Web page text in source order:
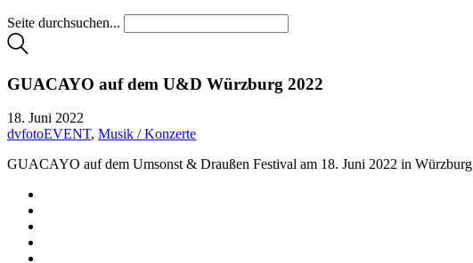
Seite durchsuchen...
GUACAYO auf dem U&D Würzburg 2022
18. Juni 2022
dvfotoEVENT, Musik / Konzerte
GUACAYO auf dem Umsonst & Draußen Festival am 18. Juni 2022 in Würzburg